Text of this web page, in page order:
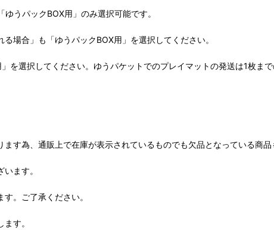
うパックBOX用」のみ選択可能です。
場合」も「ゆうパックBOX用」を選択してください。
を選択してください。ゆうパケットでのプレイマットの発送は1枚まで
す為、通販上で在庫が表示されているものでも欠品となっている商品
ます。
。ご了承ください。
す。